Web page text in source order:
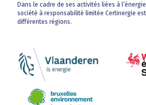
Dans le cadre de ses activités liées à
société à responsabilité limitée Certinergie
différentes régions.